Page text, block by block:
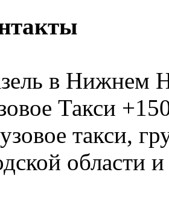
в Нижнем
Такси
такси,
области